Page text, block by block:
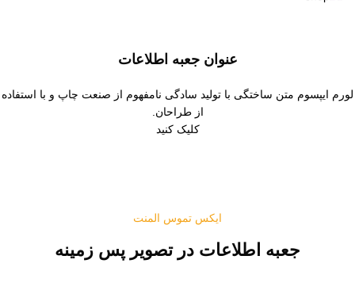
عنوان جعبه اطلاعات
لورم ایپسوم متن ساختگی با تولید سادگی نامفهوم از صنعت چاپ و با استفاده
از طراحان.
کلیک کنید
ایکس تموس المنت
جعبه اطلاعات در تصویر پس زمینه